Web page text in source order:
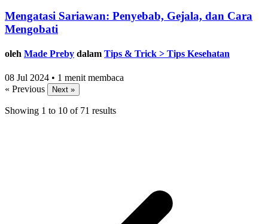
Mengatasi Sariawan: Penyebab, Gejala, dan Cara
Mengobati
oleh Made Preby dalam Tips & Trick > Tips Kesehatan
08 Jul 2024 • 1 menit membaca
« Previous
Next »
Showing 1 to 10 of 71 results